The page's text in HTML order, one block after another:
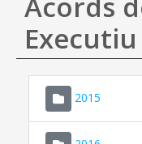
Executiu
2015